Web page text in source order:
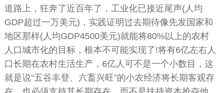
道路上，狂奔了近百年了，工业化已接近尾声(人均
GDP超过一万美元)，实践证明过去期待像先发国家和
地区那样(人均GDP4500美元)就能将80%以上的农村
人口城市化的目标，根本不可能实现了!将有6亿左右人
口长期在农村生活生产，6亿人可不是一个小数目，这
就是说“五谷丰登、六畜兴旺”的小农经济将长期客观存